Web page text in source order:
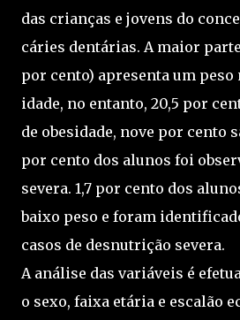
das crianças e jovens do
cáries dentárias. A maior
por cento) apresenta um
idade, no entanto, 20,5 por
de obesidade, nove por cento
por cento dos alunos foi
severa. 1,7 por cento dos
baixo peso e foram
casos de desnutrição severa.
A análise das variáveis é
o sexo, faixa etária e escalão